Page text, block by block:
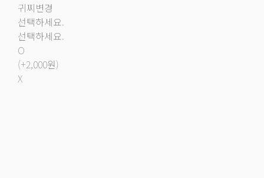
귀찌변경
선택하세요.
선택하세요.
O
(+2,000원)
X